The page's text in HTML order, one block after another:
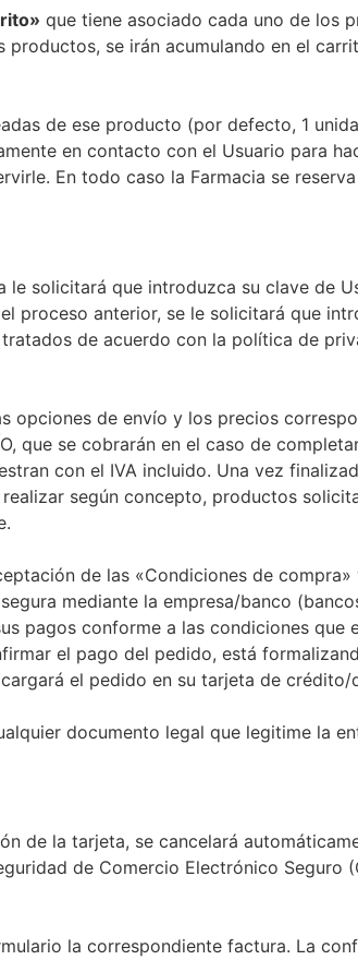
que tiene asociado cada uno de los
se irán acumulando en el
de ese producto (por defecto, 1
en contacto con el Usuario para
En todo caso la Farmacia se
solicitará que introduzca su clave de
proceso anterior, se le solicitará que
de acuerdo con la política de
opciones de envío y los precios
que se cobrarán en el caso de
con el IVA incluido. Una vez
según concepto, productos
de las «Condiciones de
mediante la empresa/banco
pagos conforme a las condiciones que
el pago del pedido, está
el pedido en su tarjeta de crédito/
documento legal que legitime la
de la tarjeta, se cancelará
de Comercio Electrónico Seguro
la correspondiente factura. La